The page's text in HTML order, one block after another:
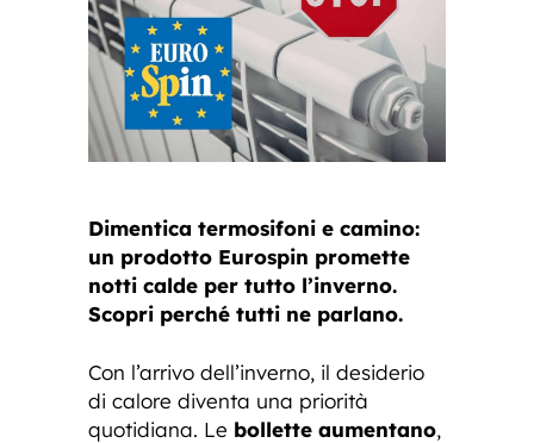
Dimentica termosifoni e camino:
un prodotto Eurospin promette
notti calde per tutto l’inverno.
Scopri perché tutti ne parlano.
Con l’arrivo dell’inverno, il desiderio
di calore diventa una priorità
quotidiana. Le bollette aumentano,